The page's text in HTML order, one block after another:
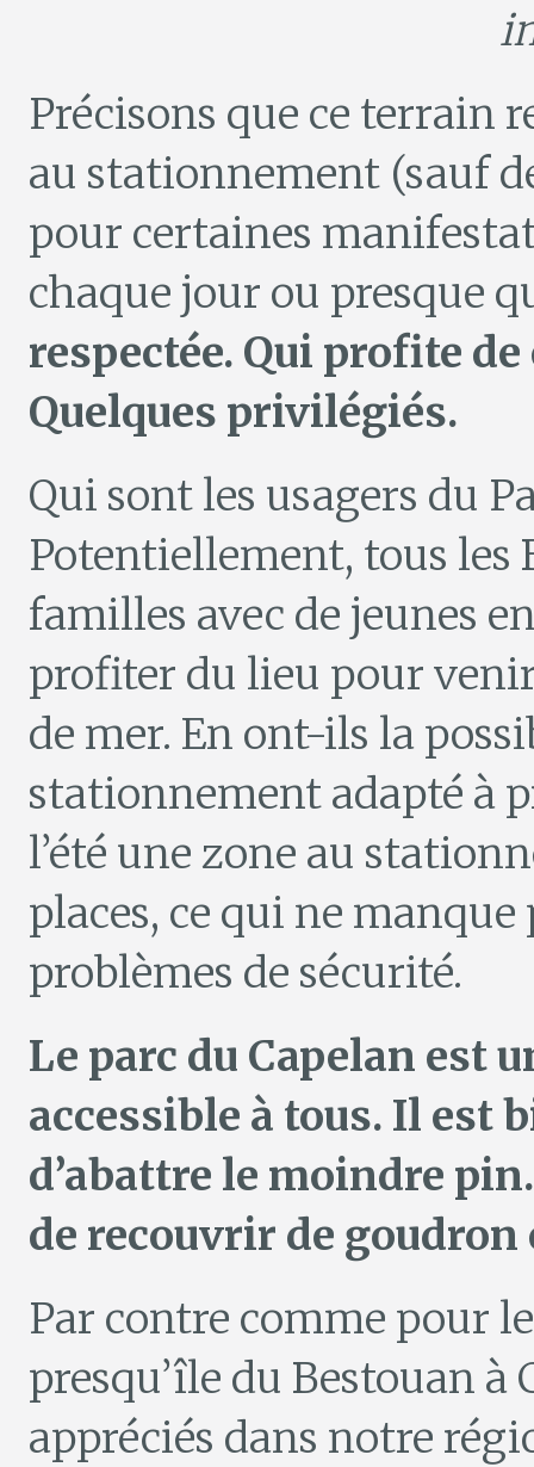
Précisons que ce terrain
au stationnement (sauf
pour certaines
chaque jour ou presque
respectée. Qui profite
Quelques privilégiés.
Qui sont les usagers du
Potentiellement, tous les
familles avec de jeunes
profiter du lieu pour
de mer. En ont-ils la
stationnement adapté à
l’été une zone au
places, ce qui ne manque
problèmes de sécurité.
Le parc du Capelan est
accessible à tous. Il est
d’abattre le moindre
de recouvrir de
Par contre comme pour
presqu’île du Bestouan à
appréciés dans notre